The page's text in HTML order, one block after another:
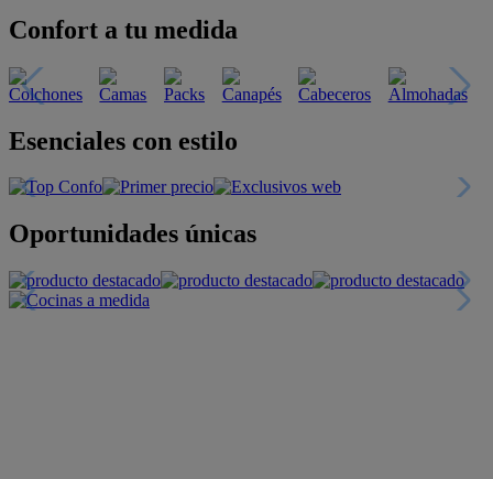
Confort a tu medida
Esenciales con estilo
Oportunidades únicas